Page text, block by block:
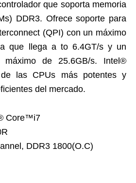
que soporta memoria
DDR3. Ofrece soporte para
(QPI) con un máximo
que llega a to 6.4GT/s y un
de 25.6GB/s. Intel®
las CPUs más potentes y
del mercado.
Core™i7
DDR3 1800(O.C)